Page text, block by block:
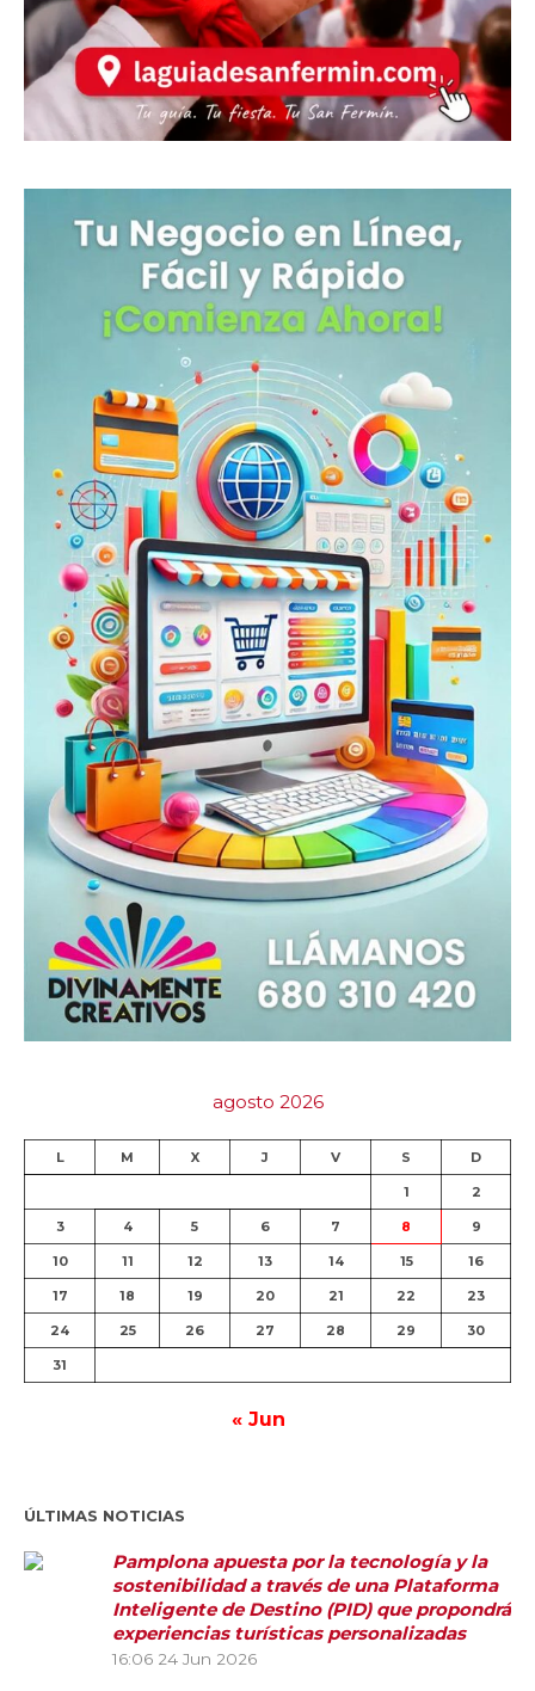
agosto 2026
L M X J V S D
1 2
3 4 5 6 7 8 9
10 11 12 13 14 15 16
17 18 19 20 21 22 23
24 25 26 27 28 29 30
31
« Jun
ÚLTIMAS NOTICIAS
Pamplona apuesta por la tecnología y la
sostenibilidad a través de una Plataforma
Inteligente de Destino (PID) que propondrá
experiencias turísticas personalizadas
16:06 24 Jun 2026